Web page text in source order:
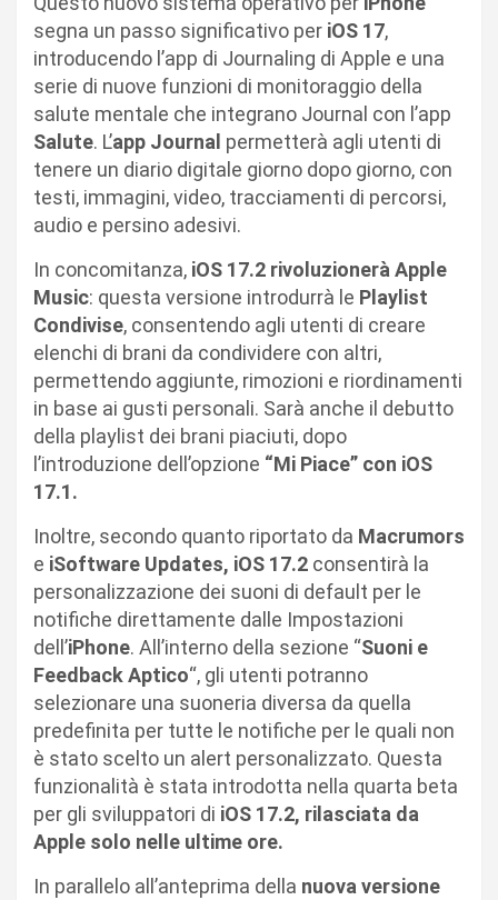
segna un passo significativo per iOS 17,
introducendo l’app di Journaling di Apple e una
serie di nuove funzioni di monitoraggio della
salute mentale che integrano Journal con l’app
Salute. L’app Journal permetterà agli utenti di
tenere un diario digitale giorno dopo giorno, con
testi, immagini, video, tracciamenti di percorsi,
audio e persino adesivi.
In concomitanza, iOS 17.2 rivoluzionerà Apple
Music: questa versione introdurrà le Playlist
Condivise, consentendo agli utenti di creare
elenchi di brani da condividere con altri,
permettendo aggiunte, rimozioni e riordinamenti
in base ai gusti personali. Sarà anche il debutto
della playlist dei brani piaciuti, dopo
l’introduzione dell’opzione “Mi Piace” con iOS
17.1.
Inoltre, secondo quanto riportato da Macrumors
e iSoftware Updates, iOS 17.2 consentirà la
personalizzazione dei suoni di default per le
notifiche direttamente dalle Impostazioni
dell’iPhone. All’interno della sezione “Suoni e
Feedback Aptico“, gli utenti potranno
selezionare una suoneria diversa da quella
predefinita per tutte le notifiche per le quali non
è stato scelto un alert personalizzato. Questa
funzionalità è stata introdotta nella quarta beta
per gli sviluppatori di iOS 17.2, rilasciata da
Apple solo nelle ultime ore.
In parallelo all’anteprima della nuova versione